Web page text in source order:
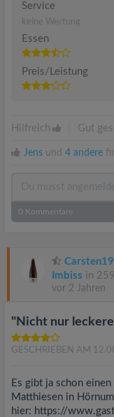
Service
keine Wertung
Essen
Preis/Leistung
Hilfreich Gut
Jens und 4 andere
0 Kommentare
Imbiss in
vor 2 Jahren
"Nicht nur
GESCHRIEBEN AM
Es gibt ja schon
Matthiesen in
hier: https://